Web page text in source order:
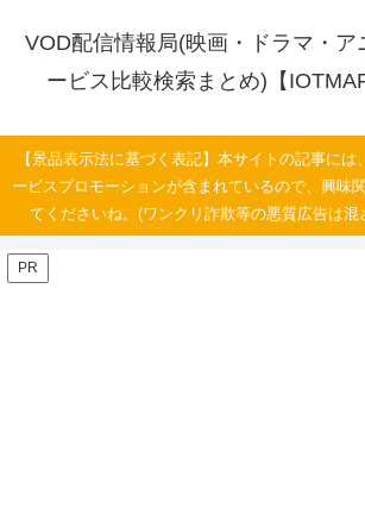
VOD配信情報局(映画・ドラマ・ア
ービス比較検索まとめ)【
【景品表示法に基づく表記】本サイトの記事に
ービスプロモーションが含まれているので、興味
てくださいね。(ワンクリ詐欺等の悪質広告は混
PR